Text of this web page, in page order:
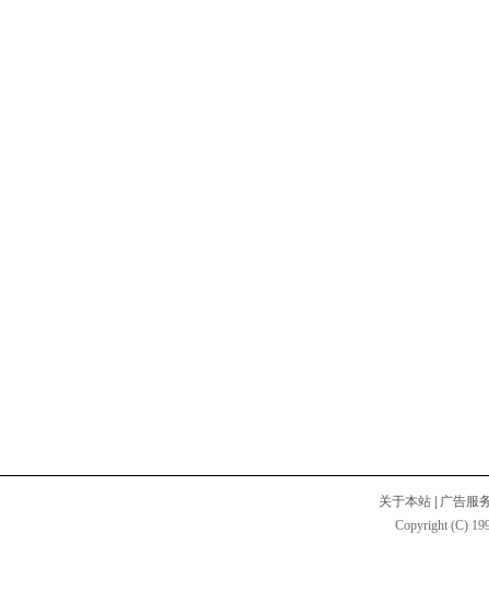
关于本站
广告服
Copyright (C)